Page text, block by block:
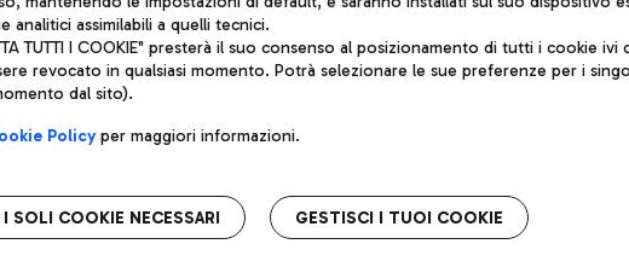
direzione e coordinamento di Mundys S.p.A.
13032990155 P. IVA 06572251004
Fiumicino (RM) telefono +39 06 65951
Mappa sito
Accessibilità
analitici assimilabili a quelli tecnici.
TUTTI I COOKIE" presterà il suo consenso al posizionamento di tutti i cookie
revocato in qualsiasi momento. Potrà selezionare le sue preferenze per i
dal sito).
Policyper maggiori informazioni.
SOLI COOKIE NECESSARI GESTISCI I TUOI COOKIE